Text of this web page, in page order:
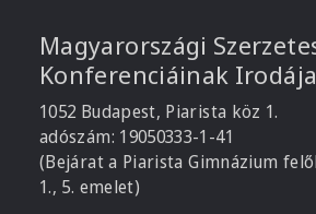
Magyarországi
Konferenciáinak Irodája
1052 Budapest, Piarista köz 1.
adószám: 19050333-1-41
(Bejárat a Piarista Gimnázium
1., 5. emelet)